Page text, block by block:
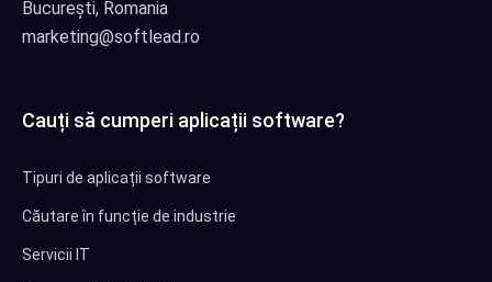
București, Romania
marketing@softlead.ro
Cauți să cumperi aplicații software?
Tipuri de aplicații software
Căutare în funcție de industrie
Servicii IT